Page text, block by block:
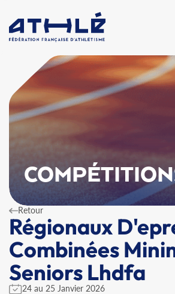
Retour
Régionaux
Combinées
Seniors Lhdfa
24 au 25 Janvier 2026